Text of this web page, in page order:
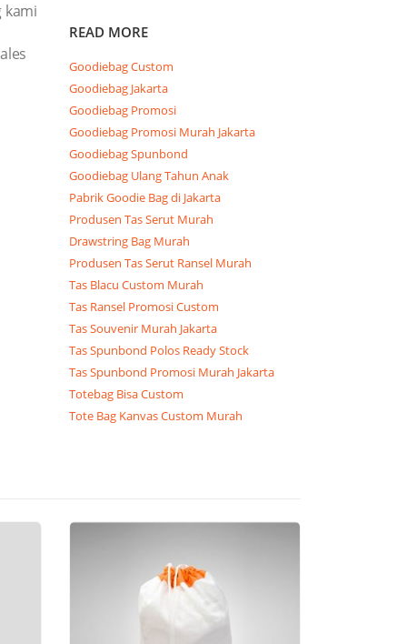
kami
READ MORE
Goodiebag Custom
Goodiebag Jakarta
Goodiebag Promosi
Goodiebag Promosi Murah Jakarta
Goodiebag Spunbond
Goodiebag Ulang Tahun Anak
Pabrik Goodie Bag di Jakarta
Produsen Tas Serut Murah
Drawstring Bag Murah
Produsen Tas Serut Ransel Murah
Tas Blacu Custom Murah
Tas Ransel Promosi Custom
Tas Souvenir Murah Jakarta
Tas Spunbond Polos Ready Stock
Tas Spunbond Promosi Murah Jakarta
Totebag Bisa Custom
Tote Bag Kanvas Custom Murah